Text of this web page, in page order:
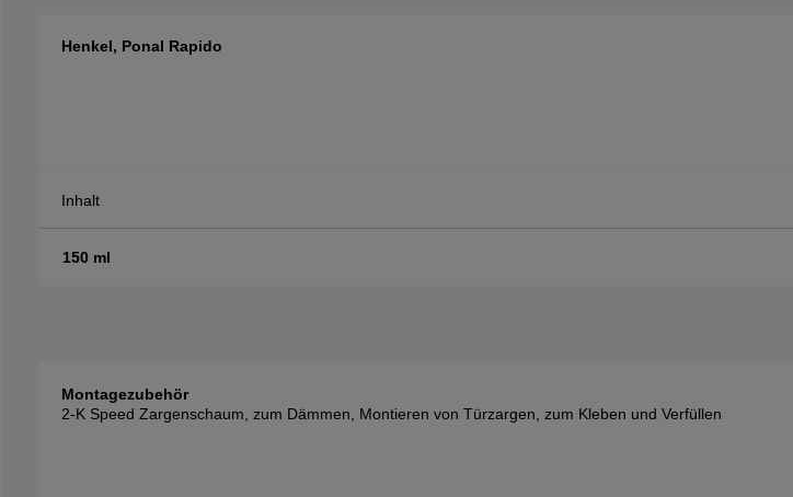
Henkel, Ponal Rapido
Inhalt
150 ml
Montagezubehör
2-K Speed Zargenschaum, zum Dämmen, Montieren von Türzargen, zum Kleben und Verfüllen